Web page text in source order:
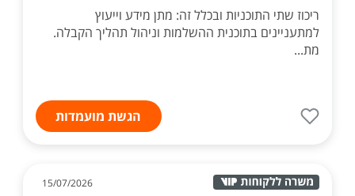
ריכוז שתי התוכניות ובכלל זה: מתן מידע וייעוץ
למתעניינים בתוכנית ההשלמות וניהול תהליך הקבלה.
מת...
הגשת מועמדות
15/07/2026